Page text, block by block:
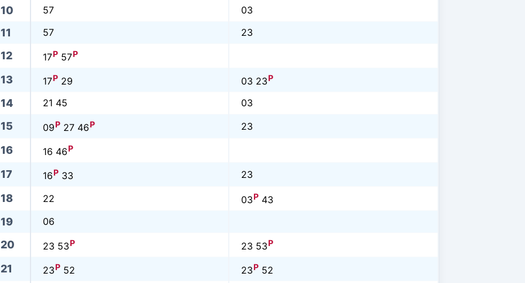
10 57 03
11 57 23
12 17P 57P
13 17P 29 03 23P
14 21 45 03
15 09P 27 46P 23
16 16 46P
17 16P 33 23
18 22 03P 43
19 06
20 23 53P 23 53P
21 23P 52 23P 52